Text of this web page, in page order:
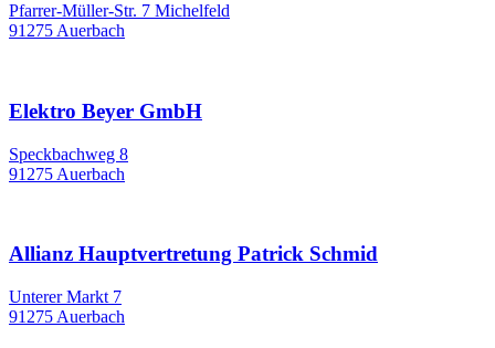
Pfarrer-Müller-Str. 7 Michelfeld
91275 Auerbach
Elektro Beyer GmbH
Speckbachweg 8
91275 Auerbach
Allianz Hauptvertretung Patrick Schmid
Unterer Markt 7
91275 Auerbach